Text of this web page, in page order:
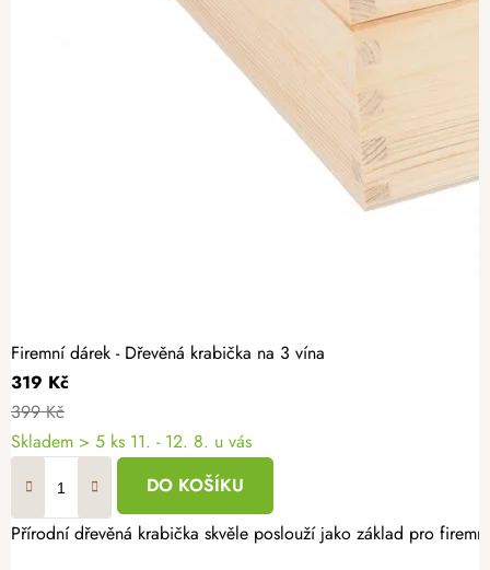
Firemní dárek - Dřevěná krabička na 3 vína
319 Kč
399 Kč
Skladem > 5 ks 11. - 12. 8. u vás
DO KOŠÍKU
Přírodní dřevěná krabička skvěle poslouží jako základ pro